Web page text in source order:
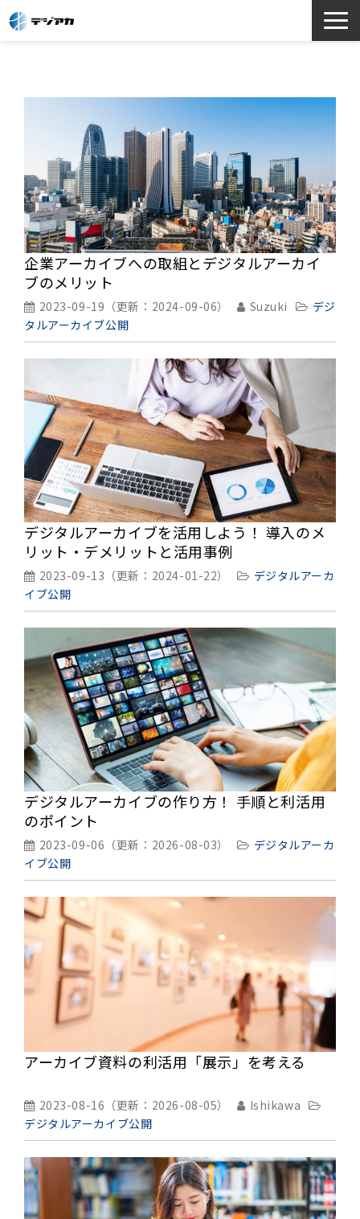
導入事例
よくあるご質問
企業アーカイブへの取組とデジタルアーカイ
ブのメリット
2023-09-19 （更新： 2024-09-06） Suzuki
デジ
タルアーカイブ公開
デジタルアーカイブを活用しよう！ 導入のメ
リット・デメリットと活用事例
2023-09-13 （更新： 2024-01-22）
デジタルアーカ
イブ公開
デジタルアーカイブの作り方！ 手順と利活用
のポイント
2023-09-06 （更新： 2026-08-03）
デジタルアーカ
イブ公開
アーカイブ資料の利活用「展示」を考える
2023-08-16 （更新： 2026-08-05）
Ishikawa
デジタルアーカイブ公開